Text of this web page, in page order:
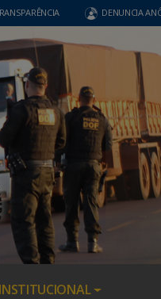
DENUNCIA
INSTITUCIONAL